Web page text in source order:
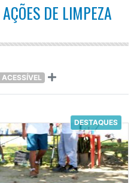
DE LIMPEZA
DESTAQUES